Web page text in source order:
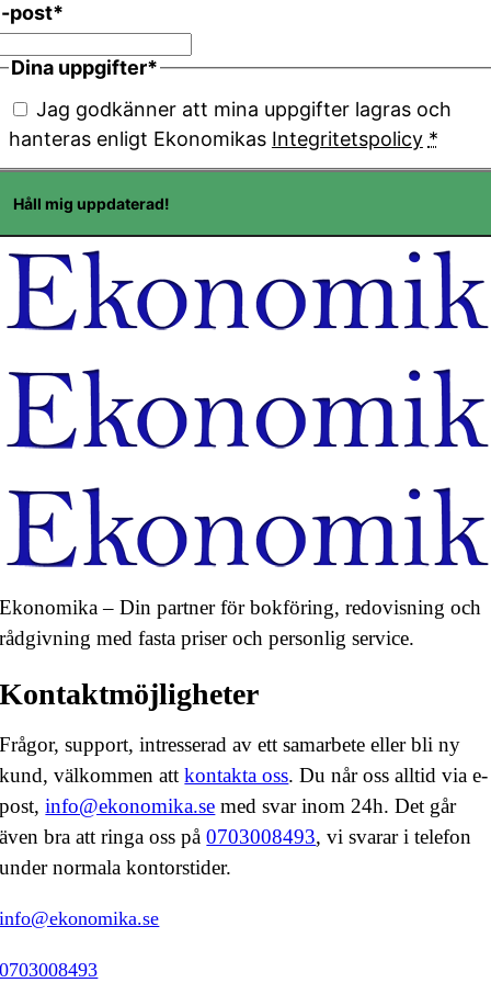
post*
Dina uppgifter*
Jag godkänner att mina uppgifter lagras och
hanteras enligt Ekonomikas Integritetspolicy *
Ekonomika – Din partner för bokföring, redovisning och
rådgivning med fasta priser och personlig service.
Kontaktmöjligheter
Frågor, support, intresserad av ett samarbete eller bli ny
kund, välkommen attkontakta oss. Du når oss alltid via e-
post,info@ekonomika.se med svar inom 24h. Det går
även bra att ringa oss på0703008493, vi svarar i telefon
under normala kontorstider.
info@ekonomika.se
0703008493